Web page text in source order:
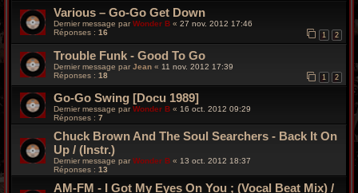
Various – Go-Go Get Down
Dernier message parWonder B « 27 nov. 2012 17:46
Réponses : 16 1 2
Trouble Funk - Good To Go
Dernier message par Jean « 11 nov. 2012 17:39
Réponses : 18 1 2
Go-Go Swing [Docu 1989]
Dernier message parWonder B « 16 oct. 2012 09:29
Réponses : 7
Chuck Brown And The Soul Searchers - Back It On
Up / (Instr.)
Dernier message par Wonder B « 13 oct. 2012 18:37
Réponses : 13
AM-FM - I Got My Eyes On You ; (Vocal Beat Mix) /